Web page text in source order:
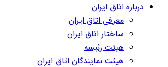
درباره اتاق ایران
معرفی اتاق ایران
ساختار اتاق ایران
هیئت رئیسه
هیئت نمایندگان اتاق ایران